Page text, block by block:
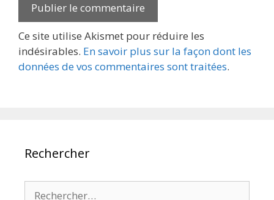
Ce site utilise Akismet pour réduire les
indésirables. En savoir plus sur la façon dont les
données de vos commentaires sont traitées.
Rechercher